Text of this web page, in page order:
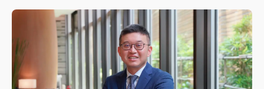
父親節玩樂園！六福村今明2天「爸爸免費」 遠雄海洋
白海豚逼近！新北高灘地停車場下午4時強制拖吊 中午
開放水門周邊紅黃線停車